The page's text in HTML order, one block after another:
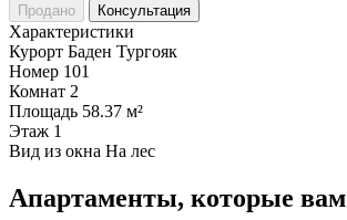
Продано Консультация
Характеристики
Курорт Баден Тургояк
Номер 101
Комнат 2
Площадь 58.37 м²
Этаж 1
Вид из окна На лес
Апартаменты, которые вам